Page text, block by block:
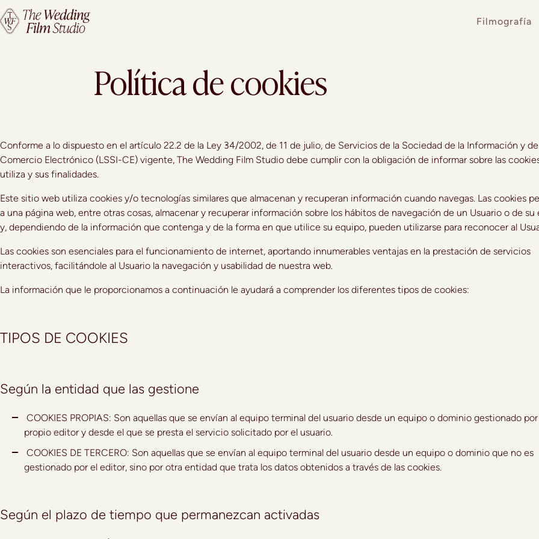
Filmografía
Política de cookies
Conforme a lo dispuesto en el artículo 22.2 de la Ley 34/2002, de 11 de julio, de Servicios de la Sociedad de la Información y de
Comercio Electrónico (LSSI-CE) vigente, The Wedding Film Studio debe cumplir con la obligación de informar sobre las
utiliza y sus finalidades.
Este sitio web utiliza cookies y/o tecnologías similares que almacenan y recuperan información cuando navegas. Las cookies
a una página web, entre otras cosas, almacenar y recuperar información sobre los hábitos de navegación de un Usuario o de su
y, dependiendo de la información que contenga y de la forma en que utilice su equipo, pueden utilizarse para reconocer al
Las cookies son esenciales para el funcionamiento de internet, aportando innumerables ventajas en la prestación de servicios
interactivos, facilitándole al Usuario la navegación y usabilidad de nuestra web.
La información que le proporcionamos a continuación le ayudará a comprender los diferentes tipos de cookies:
TIPOS DE COOKIES
Según la entidad que las gestione
COOKIES PROPIAS: Son aquellas que se envían al equipo terminal del usuario desde un equipo o dominio gestionado
propio editor y desde el que se presta el servicio solicitado por el usuario.
COOKIES DE TERCERO: Son aquellas que se envían al equipo terminal del usuario desde un equipo o dominio que no es
gestionado por el editor, sino por otra entidad que trata los datos obtenidos a través de las cookies.
Según el plazo de tiempo que permanezcan activadas